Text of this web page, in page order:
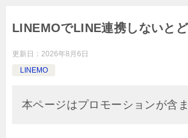
LINEMOでLINE連携しないと
更新日： 2026年8月6日
LINEMO
本ページはプロモーションが含